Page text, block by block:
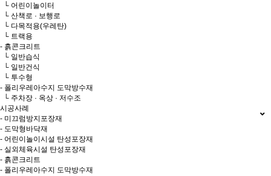
└ 어린이놀이터
└ 산책로 · 보행로
└ 다목적용(우레탄)
└ 트랙용
- 흙콘크리트
└ 일반습식
└ 일반건식
└ 투수형
- 폴리우레아수지 도막방수재
└ 주차장 · 옥상 · 저수조
시공사례
- 미끄럼방지포장재
- 도막형바닥재
- 어린이놀이시설 탄성포장재
- 실외체육시설 탄성포장재
- 흙콘크리트
- 폴리우레아수지 도막방수재